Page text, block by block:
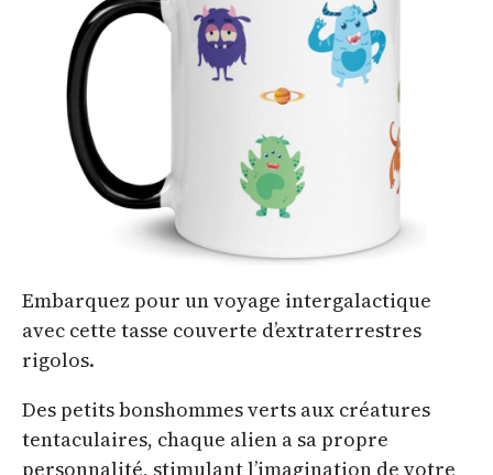
Embarquez pour un voyage intergalactique
avec cette tasse couverte d’extraterrestres
rigolos.
Des petits bonshommes verts aux créatures
tentaculaires, chaque alien a sa propre
personnalité, stimulant l’imagination de votre